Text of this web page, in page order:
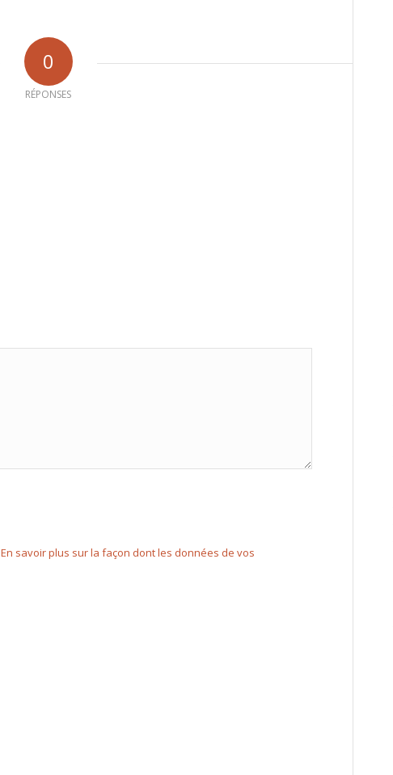
0
RÉPONSES
En savoir plus sur la façon dont les données de vos